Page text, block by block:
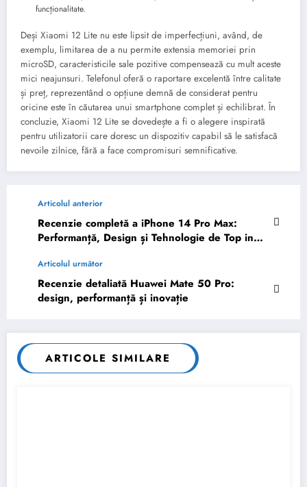
funcționalitate.
Deși Xiaomi 12 Lite nu este lipsit de imperfecțiuni, având, de
exemplu, limitarea de a nu permite extensia memoriei prin
microSD, caracteristicile sale pozitive compensează cu mult aceste
mici neajunsuri. Telefonul oferă o raportare excelentă între calitate
și preț, reprezentând o opțiune demnă de considerat pentru
oricine este în căutarea unui smartphone complet și echilibrat. În
concluzie, Xiaomi 12 Lite se dovedește a fi o alegere inspirată
pentru utilizatorii care doresc un dispozitiv capabil să le satisfacă
nevoile zilnice, fără a face compromisuri semnificative.
Articolul anterior
Recenzie completă a iPhone 14 Pro Max:
Performanță, Design și Tehnologie de Top in
Articolul următor
Recenzie detaliată Huawei Mate 50 Pro:
design, performanță și inovație
ARTICOLE SIMILARE